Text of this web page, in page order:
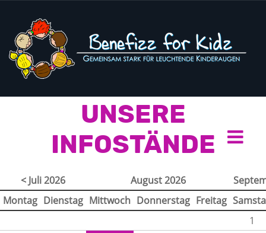
UNSERE
INFOSTÄNDE
< Juli 2026 August 2026
Montag Dienstag Mittwoch Donnerstag Freitag
1